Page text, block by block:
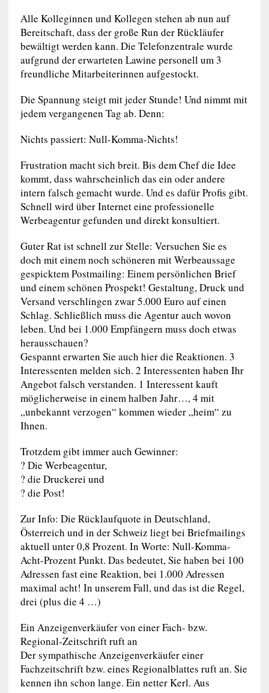
Alle Kolleginnen und Kollegen stehen ab nun auf
Bereitschaft, dass der große Run der Rückläufer
bewältigt werden kann. Die Telefonzentrale wurde
aufgrund der erwarteten Lawine personell um 3
freundliche Mitarbeiterinnen aufgestockt.
Die Spannung steigt mit jeder Stunde! Und nimmt mit
jedem vergangenen Tag ab. Denn:
Nichts passiert: Null-Komma-Nichts!
Frustration macht sich breit. Bis dem Chef die Idee
kommt, dass wahrscheinlich das ein oder andere
intern falsch gemacht wurde. Und es dafür Profis gibt.
Schnell wird über Internet eine professionelle
Werbeagentur gefunden und direkt konsultiert.
Guter Rat ist schnell zur Stelle: Versuchen Sie es
doch mit einem noch schöneren mit Werbeaussage
gespicktem Postmailing: Einem persönlichen Brief
und einem schönen Prospekt! Gestaltung, Druck und
Versand verschlingen zwar 5.000 Euro auf einen
Schlag. Schließlich muss die Agentur auch wovon
leben. Und bei 1.000 Empfängern muss doch etwas
herausschauen?
Gespannt erwarten Sie auch hier die Reaktionen. 3
Interessenten melden sich. 2 Interessenten haben Ihr
Angebot falsch verstanden. 1 Interessent kauft
möglicherweise in einem halben Jahr…, 4 mit
„unbekannt verzogen“ kommen wieder „heim“ zu
Ihnen.
Trotzdem gibt immer auch Gewinner:
? Die Werbeagentur,
? die Druckerei und
? die Post!
Zur Info: Die Rücklaufquote in Deutschland,
Österreich und in der Schweiz liegt bei Briefmailings
aktuell unter 0,8 Prozent. In Worte: Null-Komma-
Acht-Prozent Punkt. Das bedeutet, Sie haben bei 100
Adressen fast eine Reaktion, bei 1.000 Adressen
maximal acht! In unserem Fall, und das ist die Regel,
drei (plus die 4 …)
Ein Anzeigenverkäufer von einer Fach- bzw.
Regional-Zeitschrift ruft an
Der sympathische Anzeigenverkäufer einer
Fachzeitschrift bzw. eines Regionalblattes ruft an. Sie
kennen ihn schon lange. Ein netter Kerl. Aus